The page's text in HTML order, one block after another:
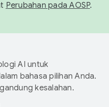
Perubahan pada AOSP.
AI untuk
bahasa pilihan Anda.
kesalahan.